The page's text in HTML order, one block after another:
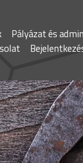
Pályázat és